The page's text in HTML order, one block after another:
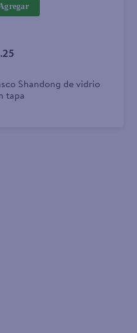
Shandong de vidrio
tapa